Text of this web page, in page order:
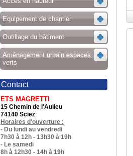
Equipement de chantier
Outillage du bâtiment
Aménagement urbain espaces
verts
Contact
ETS MAGRETTI
15 Chemin de l'Aulieu
74140 Sciez
Horaires d'ouverture :
- Du lundi au vendredi
7h30 à 12h - 13h30 à 19h
- Le samedi
8h à 12h30 - 14h à 19h